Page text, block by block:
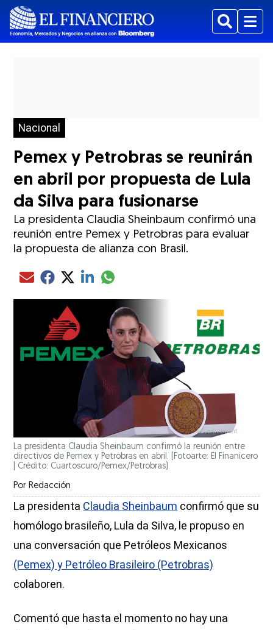
BuscarMenu
Nacional
Pemex y Petrobras se reunirán
en abril por propuesta de Lula
da Silva para fusionarse
La presidenta Claudia Sheinbaum confirmó una
reunión entre Pemex y Petrobras para evaluar
la propuesta de alianza con Brasil.
Compartir el artículo actual mediante Email
Compartir el artículo actual mediante Facebook
Compartir el artículo actual mediante Twitter
Compartir el artículo actual mediante LinkedIn
Compartir el artículo actual mediante
La presidenta Claudia Sheinbaum confirmó la reunión entre
directivos de Pemex y Petrobras en abril. (Fotoarte: El Finanicero
| Crédito: Cuartoscuro/Pemex/Petrobras)
Por Redacción
La presidenta Claudia Sheinbaum confirmó que su
homólogo brasileño, Lula da Silva, le propuso en
una conversación que Petróleos Mexicanos
(Pemex) y Petróleo Brasileiro (Petrobras)
colaboren.
Comentó que hasta el momento no hay una